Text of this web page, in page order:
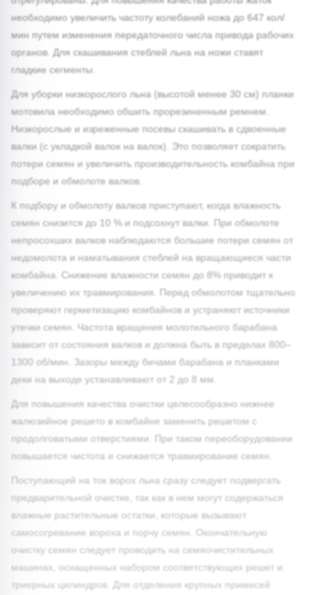
необходимо увеличить частоту колебаний ножа до 647 кол/
мин путем изменения передаточного числа привода рабочих
органов. Для скашивания стеблей льна на ножи ставят
гладкие сегменты.
Для уборки низкорослого льна (высотой менее 30 см) планки
мотовила необходимо обшить прорезиненным ремнем.
Низкорослые и изреженные посевы скашивать в сдвоенные
валки (с укладкой валок на валок). Это позволяет сократить
потери семян и увеличить производительность комбайна при
подборе и обмолоте валков.
К подбору и обмолоту валков приступают, когда влажность
семян снизится до 10 % и подсохнут валки. При обмолоте
непросохших валков наблюдаются большие потери семян от
недомолота и наматывания стеблей на вращающиеся части
комбайна. Снижение влажности семян до 8% приводит к
увеличению их травмирования. Перед обмолотом тщательно
проверяют герметизацию комбайнов и устраняют источники
утечки семян. Частота вращения молотильного барабана
зависит от состояния валков и должна быть в пределах 800–
1300 об/мин. Зазоры между бичами барабана и планками
деки на выходе устанавливают от 2 до 8 мм.
Для повышения качества очистки целесообразно нижнее
жалюзийное решето в комбайне заменить решетом с
продолговатыми отверстиями. При таком переоборудовании
повышается чистота и снижается травмирование семян.
Поступающий на ток ворох льна сразу следует подвергать
предварительной очистке, так как в нем могут содержаться
влажные растительные остатки, которые вызывают
самосогревание вороха и порчу семян. Окончательную
очистку семян следует проводить на семяочистительных
машинах, оснащенных набором соответствующих решет и
триерных цилиндров. Для отделения крупных примесей